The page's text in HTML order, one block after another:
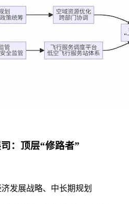
：顶层“修路者”
发展战略、中长期规划